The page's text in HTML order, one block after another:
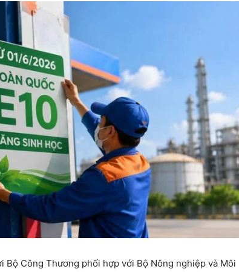
Bộ Công Thương phối hợp với Bộ Nông nghiệp và Môi